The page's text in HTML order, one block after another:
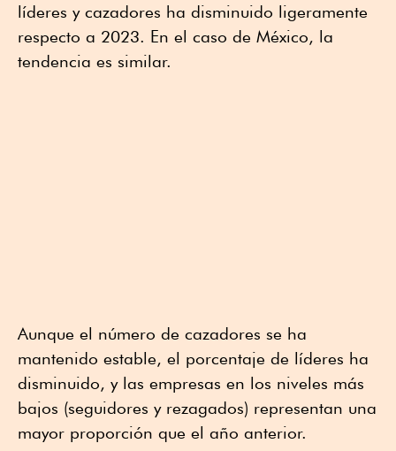
líderes y cazadores ha disminuido ligeramente
respecto a 2023. En el caso de México, la
tendencia es similar.
Aunque el número de cazadores se ha
mantenido estable, el porcentaje de líderes ha
disminuido, y las empresas en los niveles más
bajos (seguidores y rezagados) representan una
mayor proporción que el año anterior.